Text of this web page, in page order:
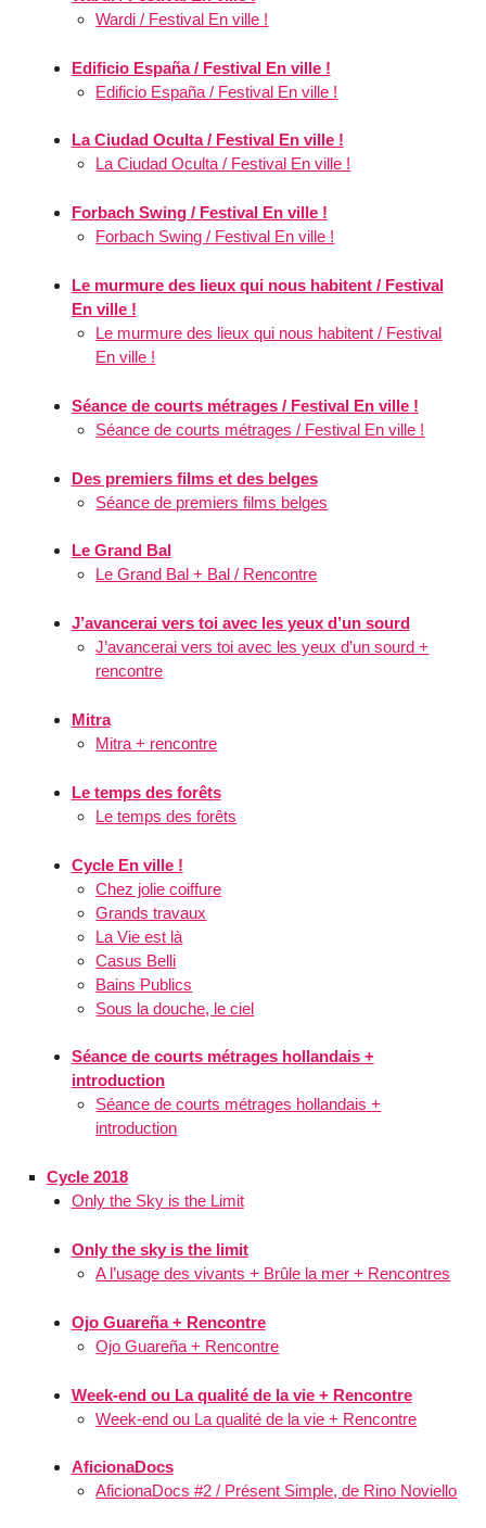
Wardi / Festival En ville !
Edificio España / Festival En ville !
Edificio España / Festival En ville !
La Ciudad Oculta / Festival En ville !
La Ciudad Oculta / Festival En ville !
Forbach Swing / Festival En ville !
Forbach Swing / Festival En ville !
Le murmure des lieux qui nous habitent / Festival
En ville !
Le murmure des lieux qui nous habitent / Festival
En ville !
Séance de courts métrages / Festival En ville !
Séance de courts métrages / Festival En ville !
Des premiers films et des belges
Séance de premiers films belges
Le Grand Bal
Le Grand Bal + Bal / Rencontre
J’avancerai vers toi avec les yeux d’un sourd
J’avancerai vers toi avec les yeux d’un sourd +
rencontre
Mitra
Mitra + rencontre
Le temps des forêts
Le temps des forêts
Cycle En ville !
Chez jolie coiffure
Grands travaux
La Vie est là
Casus Belli
Bains Publics
Sous la douche, le ciel
Séance de courts métrages hollandais +
introduction
Séance de courts métrages hollandais +
introduction
Cycle 2018
Only the Sky is the Limit
Only the sky is the limit
A l’usage des vivants + Brûle la mer + Rencontres
Ojo Guareña + Rencontre
Ojo Guareña + Rencontre
Week-end ou La qualité de la vie + Rencontre
Week-end ou La qualité de la vie + Rencontre
AficionaDocs
AficionaDocs #2 / Présent Simple, de Rino Noviello